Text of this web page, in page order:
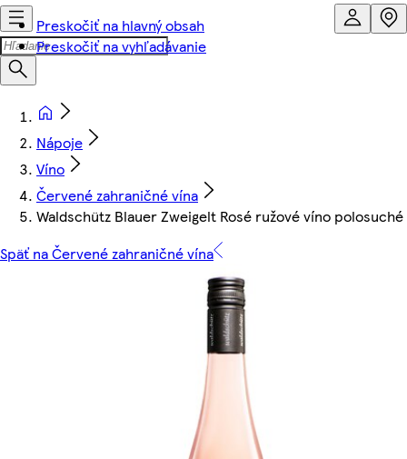
Preskočiť na hlavný obsah
Preskočiť na vyhľadávanie
Nápoje
Víno
Červené zahraničné vína
Waldschütz Blauer Zweigelt Rosé ružové víno
Späť na Červené zahraničné vína